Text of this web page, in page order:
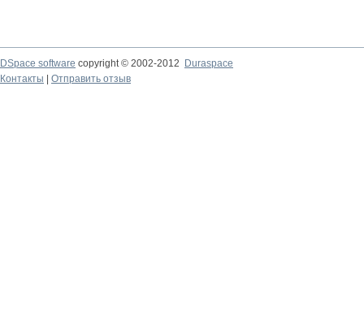
DSpace software copyright © 2002-2012
Duraspace
Контакты
Отправить отзыв